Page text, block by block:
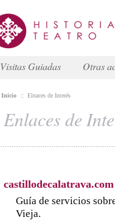
Visitas Guiadas Otras
Inicio :: Elnaces de Interés
Enlaces de
castillodecalatrava.com
Guía de servicios
Vieja.